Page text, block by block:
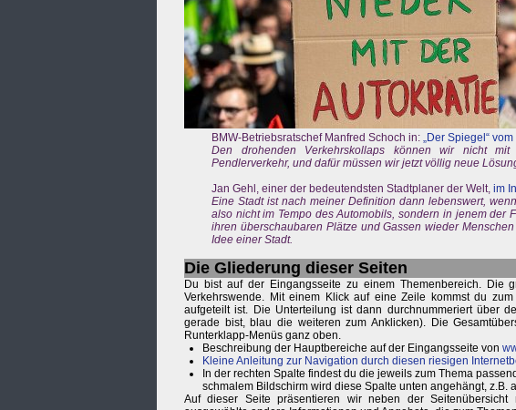
BMW-Betriebsratschef Manfred Schoch in: „Der Spiegel“
Den drohenden Verkehrskollaps können wir nicht
Pendlerverkehr, und dafür müssen wir jetzt völlig neue
Jan Gehl, einer der bedeutendsten Stadtplaner der Welt, im
Eine Stadt ist nach meiner Definition dann lebenswert,
also nicht im Tempo des Automobils, sondern in jenem der
ihren überschaubaren Plätze und Gassen wieder
Idee einer Stadt.
Die Gliederung dieser Seiten
Du bist auf der Eingangsseite zu einem Themenbereich. Die
Verkehrswende. Mit einem Klick auf eine Zeile kommst du
aufgeteilt ist. Die Unterteilung ist dann durchnummeriert über
gerade bist, blau die weiteren zum Anklicken). Die
Runterklapp-Menüs ganz oben.
Beschreibung der Hauptbereiche auf der Eingangsseite von
Kleine Anleitung zur Navigation durch diesen riesigen
In der rechten Spalte findest du die jeweils zum Thema
schmalem Bildschirm wird diese Spalte unten angehängt, z.B.
Auf dieser Seite präsentieren wir neben der